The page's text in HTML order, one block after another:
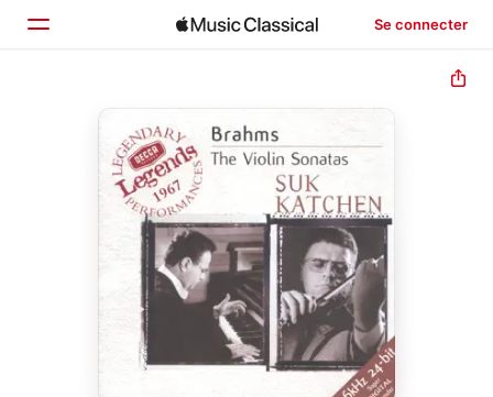
Se connecter
Accueil
Parcourir
Rechercher